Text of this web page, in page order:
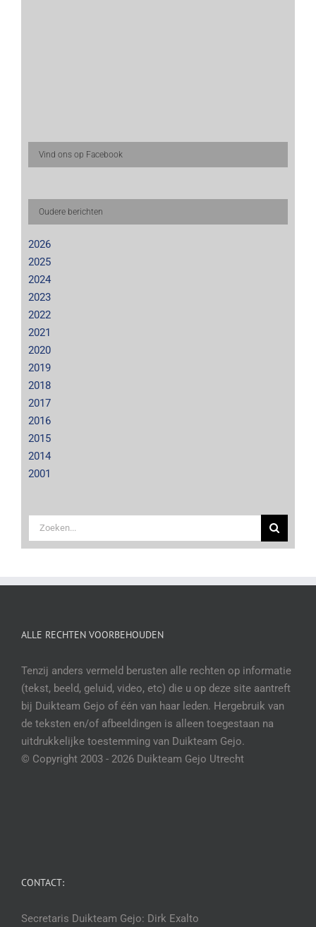
Vind ons op Facebook
Oudere berichten
2026
2025
2024
2023
2022
2021
2020
2019
2018
2017
2016
2015
2014
2001
Zoeken
naar:
ALLE RECHTEN VOORBEHOUDEN
Tenzij anders vermeld berusten alle rechten op informatie
(tekst, beeld, geluid, video, etc) die u op deze site aantreft
bij Duikteam Gejo of één van haar leden. Hergebruik van
de teksten en/of afbeeldingen is alleen toegestaan na
uitdrukkelijke toestemming van Duikteam Gejo.
© Copyright 2003 - 2026 Duikteam Gejo Utrecht
CONTACT:
Secretaris Duikteam Gejo: Dirk Exalto